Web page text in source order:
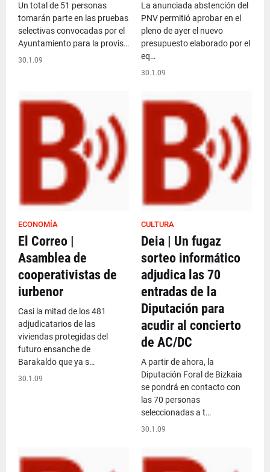
Un total de 51 personas
tomarán parte en las pruebas
selectivas convocadas por el
Ayuntamiento para la provis…
30.1.09
La anunciada abstención del
PNV permitió aprobar en el
pleno de ayer el nuevo
presupuesto elaborado por el
eq…
30.1.09
ECONOMÍA
El Correo |
Asamblea de
cooperativistas de
iurbenor
Casi la mitad de los 481
adjudicatarios de las
viviendas protegidas del
futuro ensanche de
Barakaldo que ya s…
30.1.09
CULTURA
Deia | Un fugaz
sorteo informático
adjudica las 70
entradas de la
Diputación para
acudir al concierto
de AC/DC
A partir de ahora, la
Diputación Foral de Bizkaia
se pondrá en contacto con
las 70 personas
seleccionadas a t…
30.1.09